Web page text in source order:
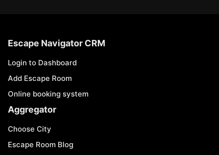
Escape Navigator CRM
Login to Dashboard
Add Escape Room
Online booking system
Aggregator
Choose City
Escape Room Blog